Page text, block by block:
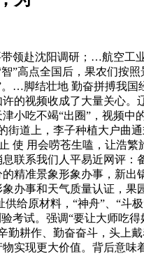
赴沈阳调研；…航空工
高点全国后，果农们按
…脚结壮地 勤奋拼搏我
的视频收成了大量关心
小吃不竭“出圈”，视频
街道上，李子种植大户
使 用会唠苍生嗑，让
联系我们人平易近网评
精准景象形象办事，新
事和天气质量认证，果
给原材料，“神舟”、“斗
考试。强调“要让大师吃
耕作、勤奋奋斗，头
实现更大价值。背后意